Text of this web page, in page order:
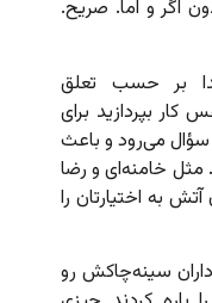
اگر و اما. صریح.
بر حسب تعلق
بپردازید برای
می‌رود و باعث
مثل خامنه‌ای و رضا
به اختیارتان را
سینه‌چاکش رو